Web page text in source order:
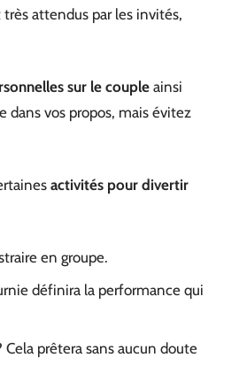
attendus par les invités,
sur le coupleainsi
dans vos propos, mais évitez
activités pour divertir
en groupe.
définira la performance qui
prêtera sans aucun doute